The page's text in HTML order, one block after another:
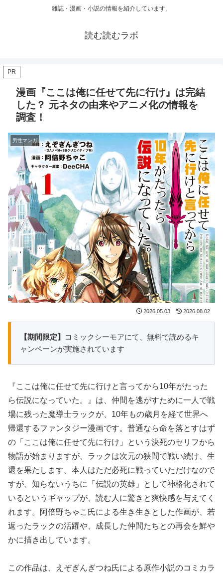
雑誌・漫画・小説の情報を紹介しています。
読む読むラボ
PR
漫画『ここは俺に任せて先に行け』は完結
した？ 元ネタの由来やアニメ化の情報を
調査！
男性マンガ
2026.05.03 2026.08.02
【期間限定】
コミックシーモアにて、無料で読めるキ
ャンペーンが実施されています
『ここは俺に任せて先に行けと言ってから10年がたった
ら伝説になっていた。』は、仲間を逃がすために一人で戦
場に残った魔導士ラックが、10年もの歳月を経て世界へ
帰還するファンタジー漫画です。普通なら命を落とすはず
の「ここは俺に任せて先に行け」という決死のセリフから
物語が始まりますが、ラックは次元の狭間で戦い続け、生
還を果たします。本人はただ必死に戦っていただけなので
すが、知らないうちに「伝説の英雄」として神格化されて
いるというギャップが、読む人に驚きと爽快感を与えてく
れます。阿倍野ちゃこ氏による生き生きとした作画が、若
返ったラックの活躍や、成長した仲間たちとの再会を鮮や
かに描き出しています。
この作品は、えぞぎんぎつね氏による原作小説のコミカラ